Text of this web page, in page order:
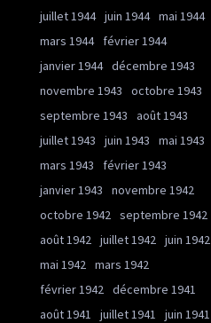
juillet 1944 juin 1944 mai 1944
mars 1944
février 1944
janvier 1944 décembre 1943
novembre 1943
octobre 1943
septembre 1943
août 1943
juillet 1943
juin 1943
mai 1943
mars 1943
février 1943
janvier 1943
novembre 1942
octobre 1942 septembre 1942
août 1942 juillet 1942 juin 1942
mai 1942 mars 1942
février 1942 décembre 1941
août 1941
juillet 1941
juin 1941